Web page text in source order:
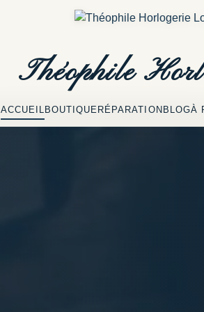
ACCUEIL BOUTIQUE RÉPARATION BLOGÀ
Théophile